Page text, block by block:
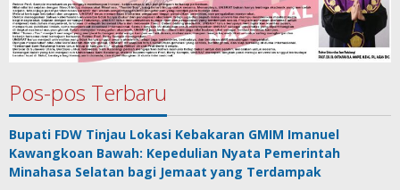
Pos-pos Terbaru
Bupati FDW Tinjau Lokasi Kebakaran GMIM Imanuel
Kawangkoan Bawah: Kepedulian Nyata Pemerintah
Minahasa Selatan bagi Jemaat yang Terdampak